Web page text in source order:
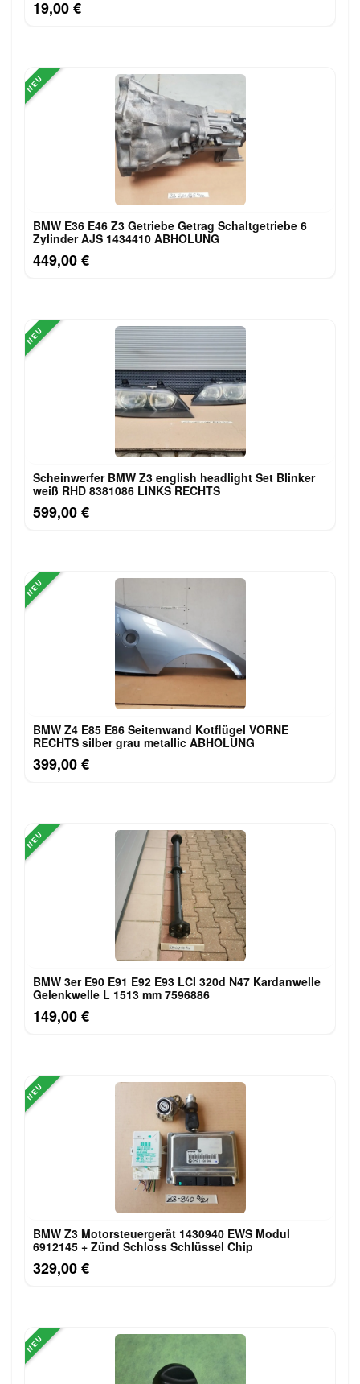
19,00 €
NEU
BMW E36 E46 Z3 Getriebe Getrag Schaltgetriebe 6
Zylinder AJS 1434410 ABHOLUNG
449,00 €
NEU
Scheinwerfer BMW Z3 english headlight Set Blinker
weiß RHD 8381086 LINKS RECHTS
599,00 €
NEU
BMW Z4 E85 E86 Seitenwand Kotflügel VORNE
RECHTS silber grau metallic ABHOLUNG
399,00 €
NEU
BMW 3er E90 E91 E92 E93 LCI 320d N47 Kardanwelle
Gelenkwelle L 1513 mm 7596886
149,00 €
NEU
BMW Z3 Motorsteuergerät 1430940 EWS Modul
6912145 + Zünd Schloss Schlüssel Chip
329,00 €
NEU